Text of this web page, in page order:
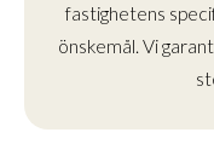
fastighetens
önskemål. Vi